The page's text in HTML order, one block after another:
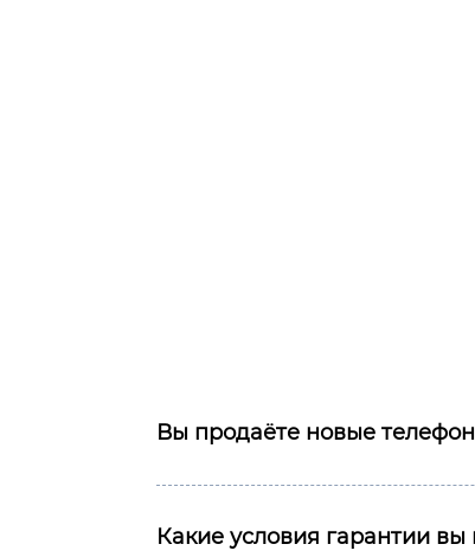
Вы продаёте новые
Какие условия гарантии вы